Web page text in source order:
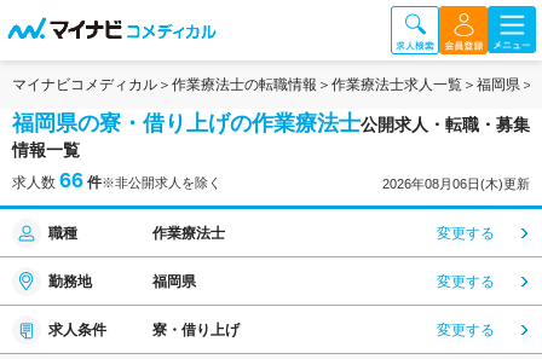
マイナビコメディカル 作業療法士の転職情報 作業療法士求人一覧 福岡県
福岡県の寮・借り上げの作業療法士公開求人・転職・募集
情報一覧
求人数 66 件※非公開求人を除く 2026年08月06日(木)更新
職種 作業療法士 変更する
勤務地 福岡県 変更する
求人条件 寮・借り上げ 変更する